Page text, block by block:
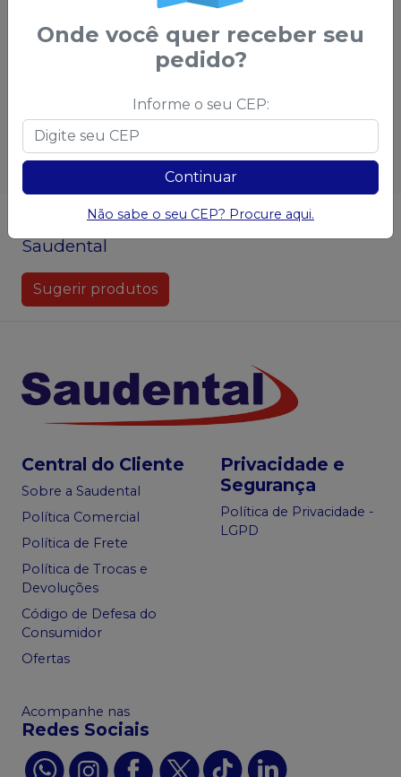
demais condições
Ver opções Ver opções
Não achou algum produto? Sugira para a
Saudental
Sugerir produtos
Central do Cliente
Sobre a Saudental
Política Comercial
Política de Frete
Política de Trocas e
Devoluções
Código de Defesa do
Consumidor
Ofertas
Privacidade e
Segurança
Política de Privacidade -
LGPD
Acompanhe nas
Redes Sociais
Onde você quer receber seu
pedido?
Informe o seu CEP:
Continuar
Não sabe o seu CEP? Procure aqui.